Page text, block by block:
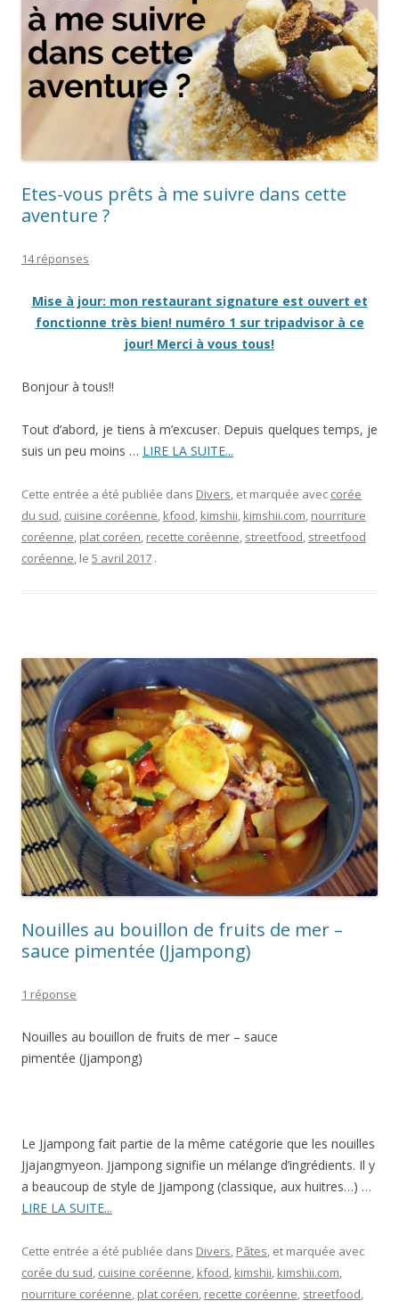
Etes-vous prêts à me suivre dans cette
aventure ?
14 réponses
Mise à jour: mon restaurant signature est ouvert et
fonctionne très bien! numéro 1 sur tripadvisor à ce
jour! Merci à vous tous!
Bonjour à tous!!
Tout d’abord, je tiens à m’excuser. Depuis quelques temps, je
suis un peu moins … LIRE LA SUITE...
Cette entrée a été publiée dans Divers, et marquée avec corée
du sud, cuisine coréenne, kfood, kimshii, kimshii.com, nourriture
coréenne, plat coréen, recette coréenne, streetfood, streetfood
coréenne, le 5 avril 2017 .
Nouilles au bouillon de fruits de mer –
sauce pimentée (Jjampong)
1 réponse
Nouilles au bouillon de fruits de mer – sauce
pimentée (Jjampong)
Le Jjampong fait partie de la même catégorie que les nouilles
Jjajangmyeon. Jjampong signifie un mélange d’ingrédients. Il y
a beaucoup de style de Jjampong (classique, aux huitres…) …
LIRE LA SUITE...
Cette entrée a été publiée dans Divers, Pâtes, et marquée avec
corée du sud, cuisine coréenne, kfood, kimshii, kimshii.com,
nourriture coréenne, plat coréen, recette coréenne, streetfood,